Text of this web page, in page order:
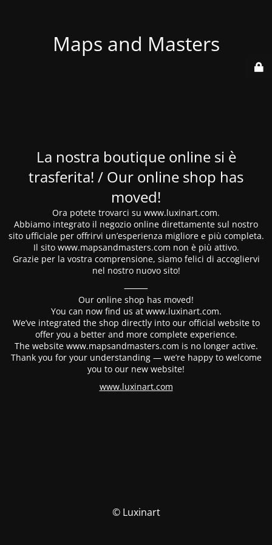
Maps and Masters
La nostra boutique online si è
trasferita! / Our online shop has
moved!
Ora potete trovarci su www.luxinart.com.
Abbiamo integrato il negozio online direttamente sul nostro
sito ufficiale per offrirvi un’esperienza migliore e più completa.
Il sito www.mapsandmasters.com non è più attivo.
Grazie per la vostra comprensione, siamo felici di accogliervi
nel nostro nuovo sito!
⸻
Our online shop has moved!
You can now find us at www.luxinart.com.
We’ve integrated the shop directly into our official website to
offer you a better and more complete experience.
The website www.mapsandmasters.com is no longer active.
Thank you for your understanding — we’re happy to welcome
you to our new website!
www.luxinart.com
© Luxinart